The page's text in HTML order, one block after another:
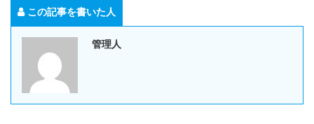
この記事を書いた人
管理人